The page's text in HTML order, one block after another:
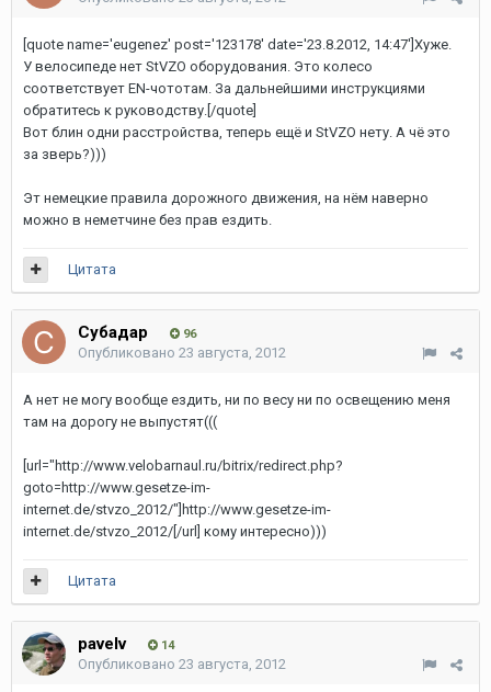
[quote name='eugenez' post='123178' date='23.8.2012, 14:47']Хуже.
У велосипеде нет StVZO оборудования. Это колесо
соответствует EN-чототам. За дальнейшими инструкциями
обратитесь к руководству.[/quote]
Вот блин одни расстройства, теперь ещё и StVZO нету. А чё это
за зверь?)))
Эт немецкие правила дорожного движения, на нём наверно
можно в неметчине без прав ездить.
Цитата
Субадаp 96
Опубликовано 23 августа, 2012
А нет не могу вообще ездить, ни по весу ни по освещению меня
там на дорогу не выпустят(((
[url="http://www.velobarnaul.ru/bitrix/redirect.php?
goto=http://www.gesetze-im-
internet.de/stvzo_2012/"]http://www.gesetze-im-
internet.de/stvzo_2012/[/url] кому интересно)))
Цитата
pavelv 14
Опубликовано 23 августа, 2012